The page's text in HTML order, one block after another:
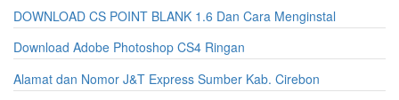
DOWNLOAD CS POINT BLANK 1.6 Dan Cara Menginstal
Download Adobe Photoshop CS4 Ringan
Alamat dan Nomor J&T Express Sumber Kab. Cirebon